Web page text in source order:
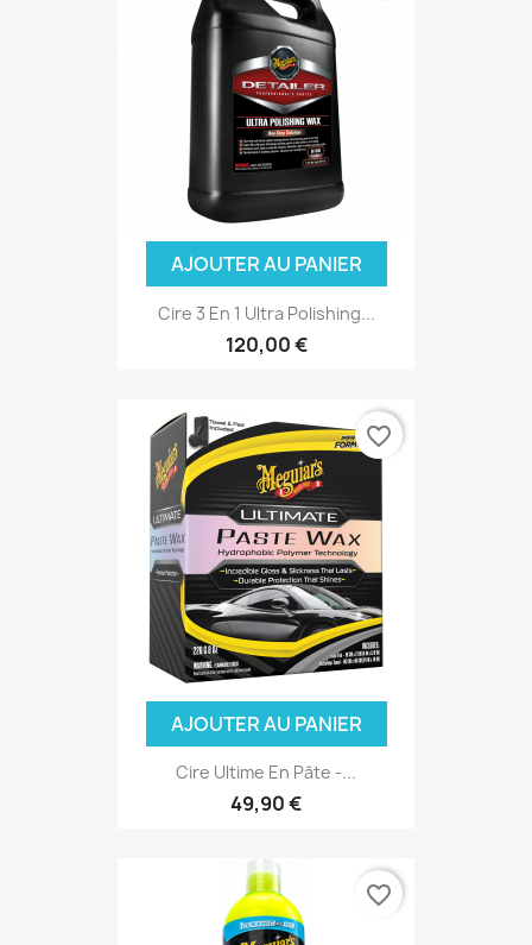
AJOUTER AU PANIER
Cire 3 En 1 Ultra Polishing...
120,00 €
AJOUTER AU PANIER
Cire Ultime En Pâte -...
49,90 €
favorite_border
favorite_border